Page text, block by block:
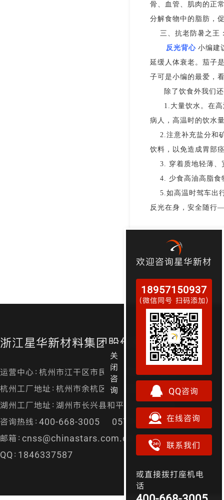
骨、血管、肌肉的正
分解食物中的脂肪，
三、抗老防暑之王
反光背心 小编建
延缓人体衰老。茄子
子可是小编的最爱，
除了饮食外我们
1. 大量饮水。在
病人，高温时的饮水
2.注意补充盐分和
饮料，以免造成胃部
3. 穿着质地轻薄
4. 少食高油高脂
5.如高温时驾车出
反光在身，安全随
浙江星华新材料集团股份有限公司
运营中心：杭州市江干区市民街98号尊宝大厦金尊24层
杭州工厂地址：杭州市余杭区径山镇漕桥村凤凰山
湖州工厂地址：湖州市长兴县和平镇城南开发区
咨询热线：400-668-3005 0571-87157829
邮箱：cnss@chinastars.com.cn
QQ：1846337587
关
闭
咨
询
欢迎咨询星华新材
18957150937
（微信同号 扫码添加）
QQ咨询
在线咨询
联系我们
或直接拨打座机电
话